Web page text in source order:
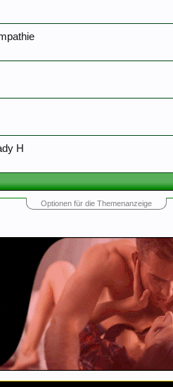
H
Optionen für die Themenanzeige